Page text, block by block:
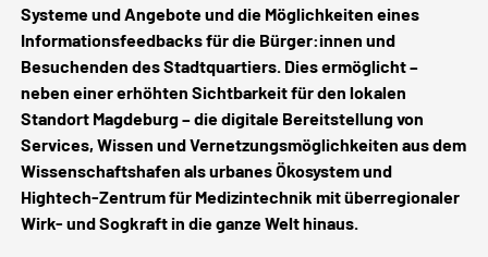
Systeme und Angebote und die Möglichkeiten eines
Informationsfeedbacks für die Bürger:innen und
Besuchenden des Stadtquartiers. Dies ermöglicht –
neben einer erhöhten Sichtbarkeit für den lokalen
Standort Magdeburg – die digitale Bereitstellung von
Services, Wissen und Vernetzungsmöglichkeiten aus dem
Wissenschaftshafen als urbanes Ökosystem und
Hightech-Zentrum für Medizintechnik mit überregionaler
Wirk- und Sogkraft in die ganze Welt hinaus.